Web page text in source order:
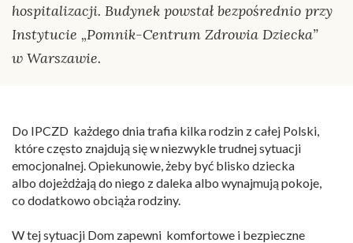
hospitalizacji. Budynek powstał bezpośrednio przy
Instytucie „Pomnik-Centrum Zdrowia Dziecka”
w Warszawie.
Do IPCZD każdego dnia trafia kilka rodzin z całej Polski,
które często znajdują się w niezwykle trudnej sytuacji
emocjonalnej. Opiekunowie, żeby być blisko dziecka
albo dojeżdżają do niego z daleka albo wynajmują pokoje,
co dodatkowo obciąża rodziny.
W tej sytuacji Dom zapewni komfortowe i bezpieczne